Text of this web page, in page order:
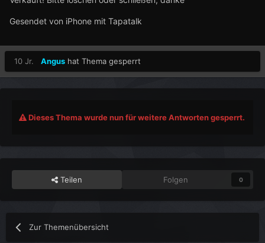
Gesendet von iPhone mit Tapatalk
10 Jr. Angus hat Thema gesperrt
Dieses Thema wurde nun für weitere Antworten gesperrt.
Teilen Folgen 0
Zur Themenübersicht